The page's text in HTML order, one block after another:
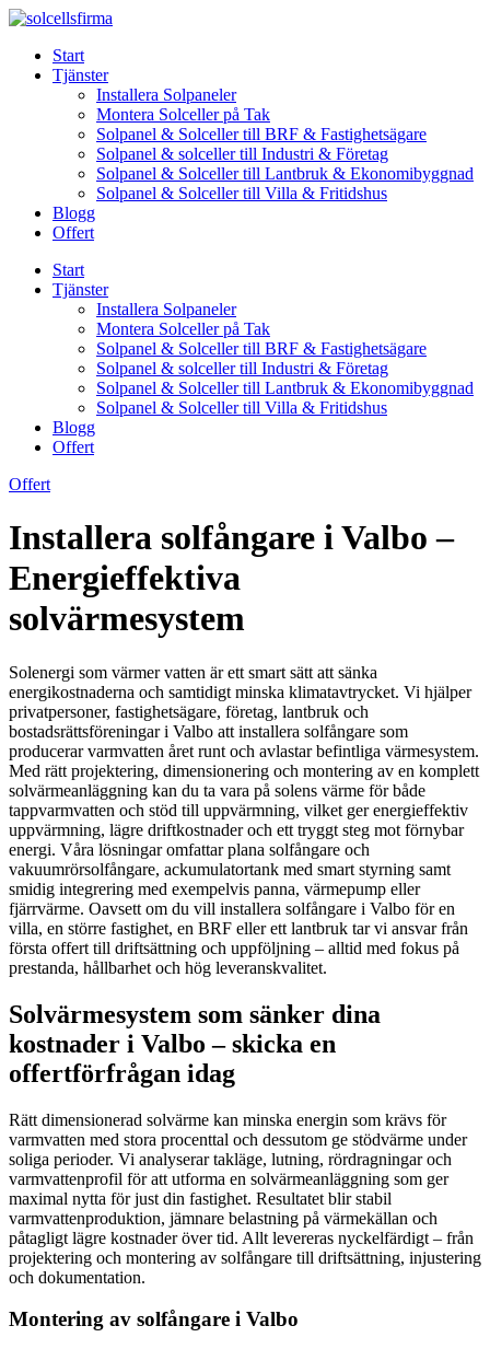
Skip
contentStart
Tjänster
Installera Solpaneler
Montera Solceller på Tak
Solpanel & Solceller till BRF & Fastighetsägare
Solpanel & solceller till Industri & Företag
Solpanel & Solceller till Lantbruk & Ekonomibyggnad
Solpanel & Solceller till Villa & Fritidshus
Blogg
Offert
Start
Tjänster
Installera Solpaneler
Montera Solceller på Tak
Solpanel & Solceller till BRF & Fastighetsägare
Solpanel & solceller till Industri & Företag
Solpanel & Solceller till Lantbruk & Ekonomibyggnad
Solpanel & Solceller till Villa & Fritidshus
Blogg
Offert
Offert
Installera solfångare i Valbo –
Energieffektiva
solvärmesystem
Solenergi som värmer vatten är ett smart sätt att sänka
energikostnaderna och samtidigt minska klimatavtrycket. Vi hjälper
privatpersoner, fastighetsägare, företag, lantbruk och
bostadsrättsföreningar i Valbo att installera solfångare som
producerar varmvatten året runt och avlastar befintliga värmesystem.
Med rätt projektering, dimensionering och montering av en komplett
solvärmeanläggning kan du ta vara på solens värme för både
tappvarmvatten och stöd till uppvärmning, vilket ger energieffektiv
uppvärmning, lägre driftkostnader och ett tryggt steg mot förnybar
energi. Våra lösningar omfattar plana solfångare och
vakuumrörsolfångare, ackumulatortank med smart styrning samt
smidig integrering med exempelvis panna, värmepump eller
fjärrvärme. Oavsett om du vill installera solfångare i Valbo för en
villa, en större fastighet, en BRF eller ett lantbruk tar vi ansvar från
första offert till driftsättning och uppföljning – alltid med fokus på
prestanda, hållbarhet och hög leveranskvalitet.
Solvärmesystem som sänker dina
kostnader i Valbo – skicka en
offertförfrågan idag
Rätt dimensionerad solvärme kan minska energin som krävs för
varmvatten med stora procenttal och dessutom ge stödvärme under
soliga perioder. Vi analyserar takläge, lutning, rördragningar och
varmvattenprofil för att utforma en solvärmeanläggning som ger
maximal nytta för just din fastighet. Resultatet blir stabil
varmvattenproduktion, jämnare belastning på värmekällan och
påtagligt lägre kostnader över tid. Allt levereras nyckelfärdigt – från
projektering och montering av solfångare till driftsättning, injustering
och dokumentation.
Montering av solfångare i Valbo